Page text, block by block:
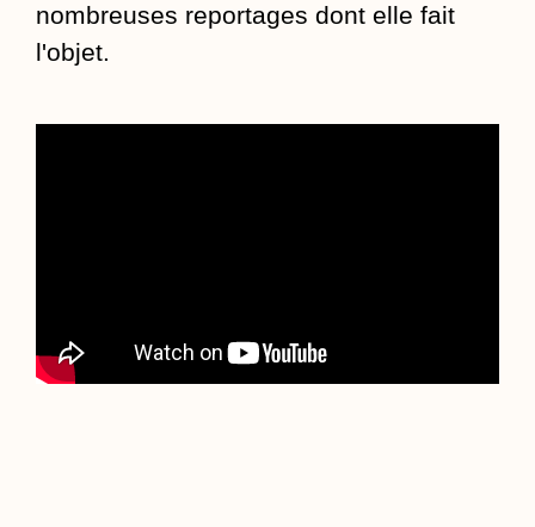
nombreuses reportages dont elle fait
l'objet.